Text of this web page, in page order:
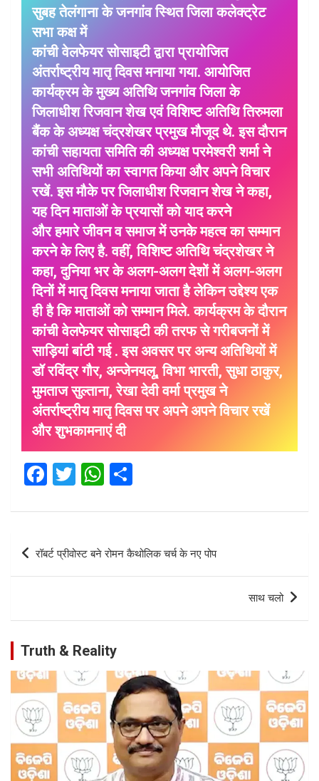
सुबह तेलंगाना के जनगांव स्थित जिला कलेक्ट्रेट
सभा कक्ष में
कांची वेलफेयर सोसाइटी द्वारा प्रायोजित
अंतर्राष्ट्रीय मातृ दिवस मनाया गया. आयोजित
कार्यक्रम के मुख्य अतिथि जनगांव जिला के
जिलाधीश रिजवान शेख एवं विशिष्ट अतिथि तिरुमला
बैंक के अध्यक्ष चंद्रशेखर प्रमुख मौजूद थे. इस दौरान
कांची सहायता समिति की अध्यक्ष परमेश्वरी शर्मा ने
सभी अतिथियों का स्वागत किया और अपने विचार
रखें. इस मौके पर जिलाधीश रिजवान शेख ने कहा,
यह दिन माताओं के प्रयासों को याद करने
और हमारे जीवन व समाज में उनके महत्व का सम्मान
करने के लिए है. वहीं, विशिष्ट अतिथि चंद्रशेखर ने
कहा, दुनिया भर के अलग-अलग देशों में अलग-अलग
दिनों में मातृ दिवस मनाया जाता है लेकिन उद्देश्य एक
ही है कि माताओं को सम्मान मिले. कार्यक्रम के दौरान
कांची वेलफेयर सोसाइटी की तरफ से गरीबजनों में
साड़ियां बांटी गई . इस अवसर पर अन्य अतिथियों में
डॉ रविंद्र गौर, अन्जेनयलू, विभा भारती, सुधा ठाकुर,
मुमताज सुल्ताना, रेखा देवी वर्मा प्रमुख ने
अंतर्राष्ट्रीय मातृ दिवस पर अपने अपने विचार रखें
और शुभकामनाएं दी
F
ce
b
o
T
tt
W
at
s
A
ar
e
Post
navigation
रॉबर्ट प्रीवोस्ट बने रोमन कैथोलिक चर्च के नए पोप
साथ चलो
Truth & Reality